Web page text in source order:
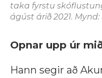
taka fyrstu
ágúst árið 2021.
Opnar upp úr
Hann segir að